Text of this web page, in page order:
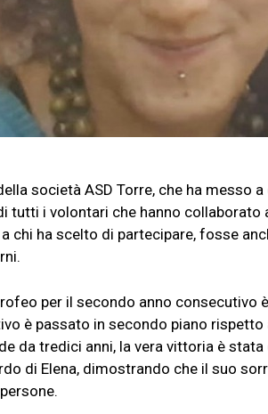
società ASD Torre, che ha messo
tutti i volontari che hanno collaborato
chi ha scelto di partecipare, fosse
per il secondo anno consecutivo
è passato in secondo piano
da tredici anni, la vera vittoria è
di Elena, dimostrando che il suo